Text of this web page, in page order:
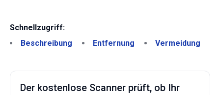
Schnellzugriff:
Beschreibung
Entfernung Vermeidung
Der kostenlose Scanner prüft, ob Ihr